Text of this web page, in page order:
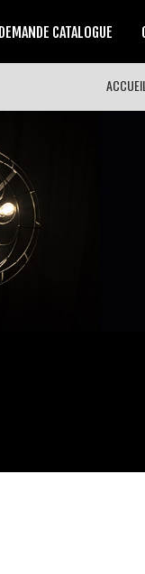
DEMANDE CATALOGUE
ACCUEIL